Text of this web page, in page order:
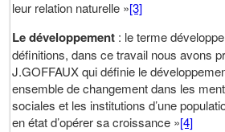
leur relation naturelle »[3]
Le développement : le terme
définitions, dans ce travail nous avons
J.GOFFAUX qui définie le
ensemble de changement dans les
sociales et les institutions d’une
en état d’opérer sa croissance »[4]